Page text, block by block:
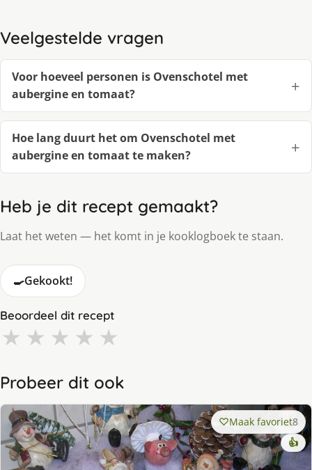
Veelgestelde vragen
Voor hoeveel personen is Ovenschotel met
aubergine en tomaat?
Hoe lang duurt het om Ovenschotel met
aubergine en tomaat te maken?
Heb je dit recept gemaakt?
Laat het weten — het komt in je kooklogboek te staan.
🍳Gekookt!
Beoordeel dit recept
★ ★ ★ ★ ★
Probeer dit ook
Maak favoriet8
👍